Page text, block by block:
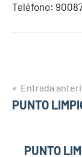
Teléfono:
de
Entrada
PUNTO
PUNTO